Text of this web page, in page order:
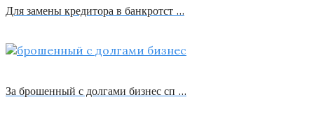
Для замены кредитора в банкротст …
За брошенный с долгами бизнес сп …